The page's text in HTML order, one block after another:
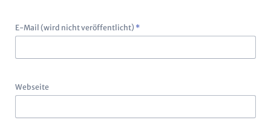
Pflichtfeld
E-Mail (wird nicht veröffentlicht) *
Webseite